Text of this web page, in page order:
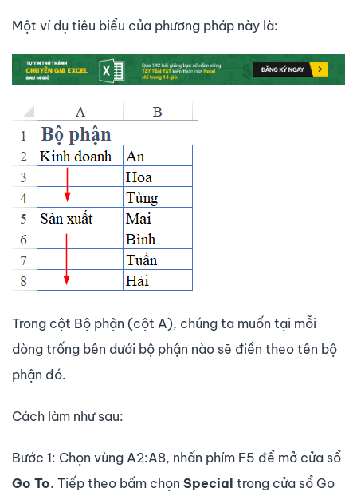
Một ví dụ tiêu biểu của phương pháp này là:
Trong cột Bộ phận (cột A), chúng ta muốn tại mỗi
dòng trống bên dưới bộ phận nào sẽ điền theo tên bộ
phận đó.
Cách làm như sau:
Bước 1: Chọn vùng A2:A8, nhấn phím F5 để mở cửa sổ
Go To. Tiếp theo bấm chọn Special trong cửa sổ Go